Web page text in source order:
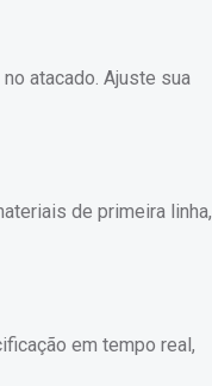
atacado. Ajuste sua
de primeira linha,
em tempo real,